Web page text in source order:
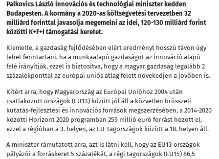
Palkovics László innovációs és technológiai miniszter kedden
Budapesten. A kormány a 2020-as költségvetési tervezetben 32
milliárd forinttal javasolja megemelni az idei, 120-130 milliárd forint
közötti K+F+I támogatási keretet.
Kiemelte, a gazdaság fejlődésében elért eredményt hosszú távon úgy
lehet fenntartani, ha a munkaalapú gazdaságot az innováció alapú
felé irányítják, ezzel is biztosítva, hogy a magyar gazdaság legalább 2
százalékponttal az európai uniós átlag felett növekedjen a jövőben is.
Kitért arra, hogy Magyarország az Európai Unióhoz 2004 után
csatlakozott országok (EU13) között jól áll a közvetlen brüsszeli
kutatás-fejlesztési és innovációs források megszerzésében, a 2014-2020
közötti Horizont 2020 programban 259 millió euró forrást hozott el,
ezzel a régióban a 3. helyen, az EU-tagországok között a 18. helyen áll.
A miniszter rámutatott arra, azt is látni kell, hogy az EU13 országok
pályázói a forráskeret 5 százalékát, a régi tagországok (EU15) 86,5